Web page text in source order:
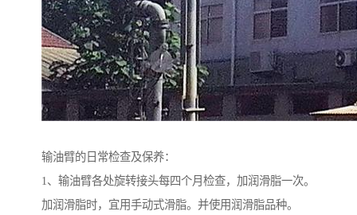
输油臂的日常检查及保养：
1、输油臂各处旋转接头每四个月检查，加润滑脂一次。
加润滑脂时，宜用手动式滑脂。并使用润滑脂品种。